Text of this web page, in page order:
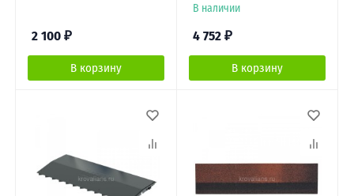
2 100 ₽
В корзину
В наличии
4 752 ₽
В корзину